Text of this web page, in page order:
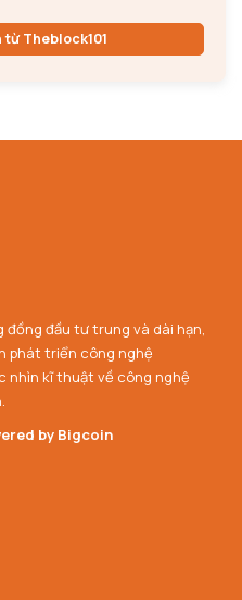
Theblock101
đồng đầu tư trung và dài hạn,
phát triển công nghệ
nhìn kĩ thuật về công nghệ
by Bigcoin